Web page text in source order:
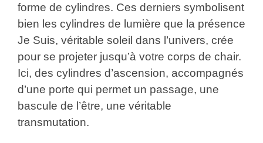
forme de cylindres. Ces derniers symbolisent
bien les cylindres de lumière que la présence
Je Suis, véritable soleil dans l’univers, crée
pour se projeter jusqu’à votre corps de chair.
Ici, des cylindres d’ascension, accompagnés
d’une porte qui permet un passage, une
bascule de l’être, une véritable
transmutation.